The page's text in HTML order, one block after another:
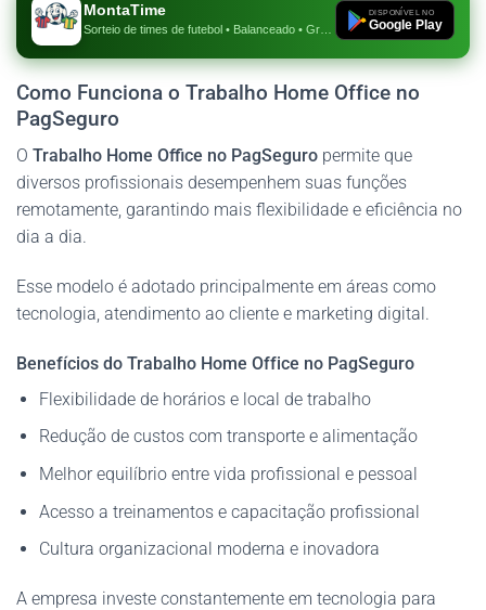
MontaTime DISPONÍVEL NO
Google Play
Como Funciona o Trabalho Home Office no
PagSeguro
O Trabalho Home Office no PagSeguro permite que
diversos profissionais desempenhem suas funções
remotamente, garantindo mais flexibilidade e eficiência no
dia a dia.
Esse modelo é adotado principalmente em áreas como
tecnologia, atendimento ao cliente e marketing digital.
Benefícios do Trabalho Home Office no PagSeguro
Flexibilidade de horários e local de trabalho
Redução de custos com transporte e alimentação
Melhor equilíbrio entre vida profissional e pessoal
Acesso a treinamentos e capacitação profissional
Cultura organizacional moderna e inovadora
A empresa investe constantemente em tecnologia para